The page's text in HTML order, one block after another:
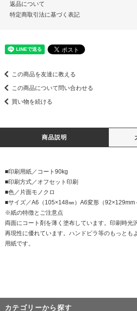
返品について
特定商取引法に基づく表記
この商品を友達に教える
この商品について問い合わせる
買い物を続ける
商品説明
■印刷用紙／コート90kg
■印刷方式／オフセット印刷
■色／片面モノクロ
■サイズ／A6（105×148㎜）A6変形（92×129mm
※紙の特徴とご注意点
両面にコート剤を薄く塗布しています。印刷時光
再現性に優れています。ハンドビラ等のもっとも
用紙です。
カテゴリーから探す